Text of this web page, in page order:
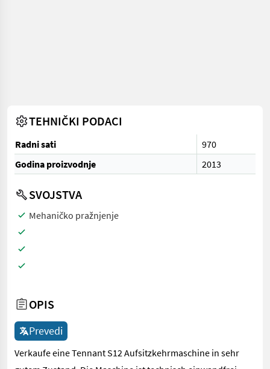
TEHNIČKI PODACI
Radni sati
970
Godina proizvodnje
2013
SVOJSTVA
Mehaničko pražnjenje
OPIS
Prevedi
Verkaufe eine Tennant S12 Aufsitzkehrmaschine in sehr